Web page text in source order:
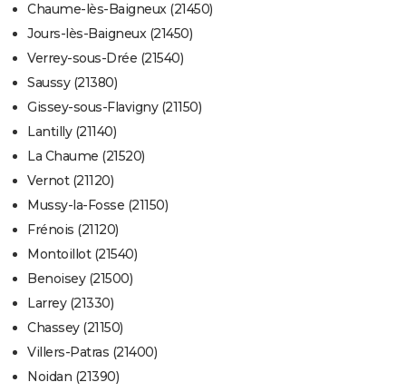
Chaume-lès-Baigneux (21450)
Jours-lès-Baigneux (21450)
Verrey-sous-Drée (21540)
Saussy (21380)
Gissey-sous-Flavigny (21150)
Lantilly (21140)
La Chaume (21520)
Vernot (21120)
Mussy-la-Fosse (21150)
Frénois (21120)
Montoillot (21540)
Benoisey (21500)
Larrey (21330)
Chassey (21150)
Villers-Patras (21400)
Noidan (21390)